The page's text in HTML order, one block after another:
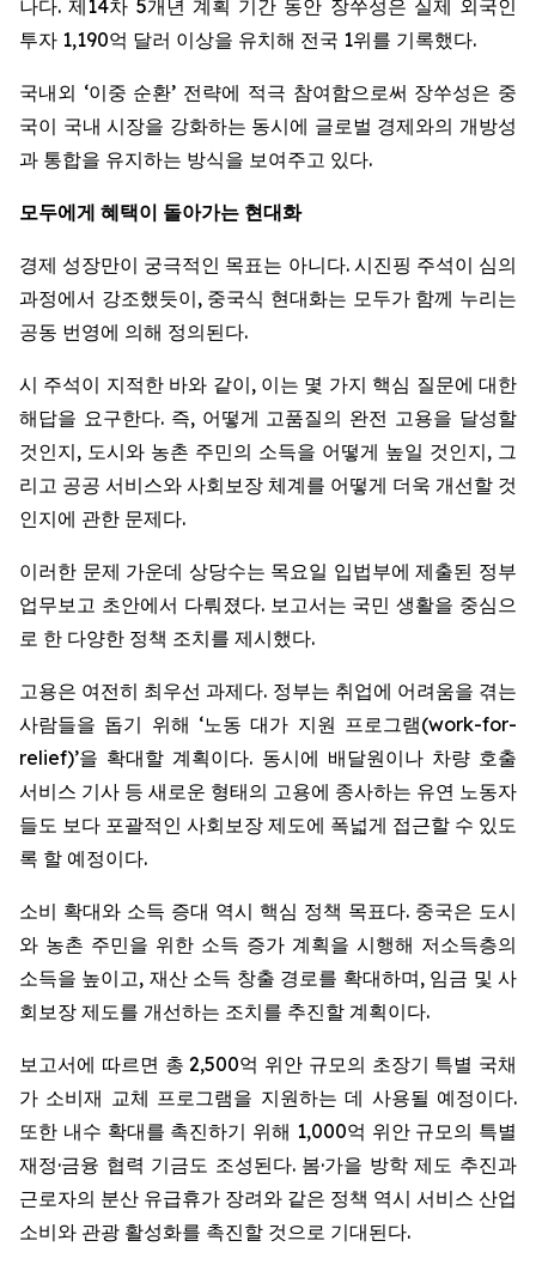
나다. 제14차 5개년 계획 기간 동안 장쑤성은 실제 외국인
투자 1,190억 달러 이상을 유치해 전국 1위를 기록했다.
국내외 ‘이중 순환’ 전략에 적극 참여함으로써 장쑤성은 중
국이 국내 시장을 강화하는 동시에 글로벌 경제와의 개방성
과 통합을 유지하는 방식을 보여주고 있다.
모두에게 혜택이 돌아가는 현대화
경제 성장만이 궁극적인 목표는 아니다. 시진핑 주석이 심의
과정에서 강조했듯이, 중국식 현대화는 모두가 함께 누리는
공동 번영에 의해 정의된다.
시 주석이 지적한 바와 같이, 이는 몇 가지 핵심 질문에 대한
해답을 요구한다. 즉, 어떻게 고품질의 완전 고용을 달성할
것인지, 도시와 농촌 주민의 소득을 어떻게 높일 것인지, 그
리고 공공 서비스와 사회보장 체계를 어떻게 더욱 개선할 것
인지에 관한 문제다.
이러한 문제 가운데 상당수는 목요일 입법부에 제출된 정부
업무보고 초안에서 다뤄졌다. 보고서는 국민 생활을 중심으
로 한 다양한 정책 조치를 제시했다.
고용은 여전히 최우선 과제다. 정부는 취업에 어려움을 겪는
사람들을 돕기 위해 ‘노동 대가 지원 프로그램(work-for-
relief)’을 확대할 계획이다. 동시에 배달원이나 차량 호출
서비스 기사 등 새로운 형태의 고용에 종사하는 유연 노동자
들도 보다 포괄적인 사회보장 제도에 폭넓게 접근할 수 있도
록 할 예정이다.
소비 확대와 소득 증대 역시 핵심 정책 목표다. 중국은 도시
와 농촌 주민을 위한 소득 증가 계획을 시행해 저소득층의
소득을 높이고, 재산 소득 창출 경로를 확대하며, 임금 및 사
회보장 제도를 개선하는 조치를 추진할 계획이다.
보고서에 따르면 총 2,500억 위안 규모의 초장기 특별 국채
가 소비재 교체 프로그램을 지원하는 데 사용될 예정이다.
또한 내수 확대를 촉진하기 위해 1,000억 위안 규모의 특별
재정·금융 협력 기금도 조성된다. 봄·가을 방학 제도 추진과
근로자의 분산 유급휴가 장려와 같은 정책 역시 서비스 산업
소비와 관광 활성화를 촉진할 것으로 기대된다.